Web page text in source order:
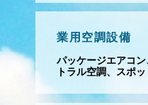
業用空調設備
パッケージエアコ
トラル空調、スポ